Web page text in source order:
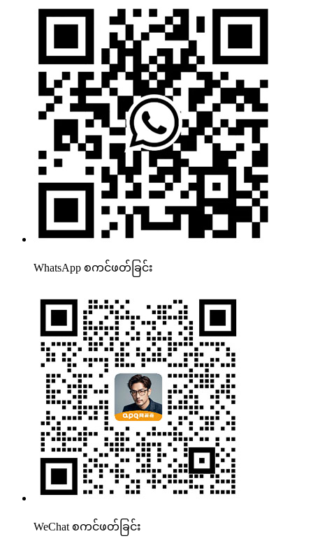
WhatsApp စကင်ဖတ်ခြင်း
WeChat စကင်ဖတ်ခြင်း